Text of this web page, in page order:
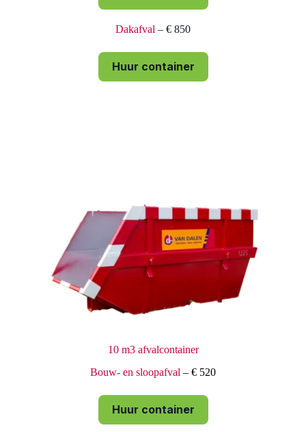
Dakafval – € 850
Huur container
10 m3 afvalcontainer
Bouw- en sloopafval – € 520
Huur container